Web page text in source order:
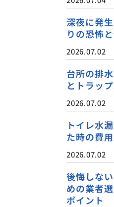
深夜に発
りの恐怖
2026.07.02
台所の排
とトラッ
2026.07.02
トイレ水
た時の費
2026.07.02
後悔しな
めの業者
ポイント